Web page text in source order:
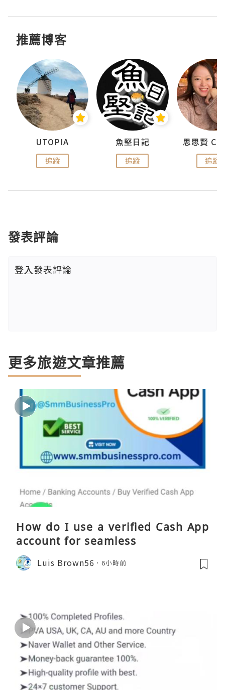
推薦博客
UTOPIA
追蹤
魚堅日記
追蹤 追蹤
發表評論
登入發表評論
更多旅遊文章推薦
How do I use a verified Cash App
account for seamless
Luis Brown56 6小時前